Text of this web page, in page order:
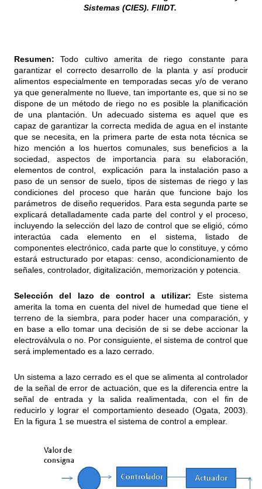
Sistemas (CIES). FIIIDT.
Resumen:Todo cultivo amerita de riego constante para
garantizar el correcto desarrollo de la planta y así producir
alimentos especialmente en temporadas secas y/o de verano
ya que generalmente no llueve, tan importante es, que si no se
dispone de un método de riego no es posible la planificación
de una plantación. Un adecuado sistema es aquel que es
capaz de garantizar la correcta medida de agua en el instante
que se necesita, en la primera parte de esta nota técnica se
hizo mención a los huertos comunales, sus beneficios a la
sociedad, aspectos de importancia para su elaboración,
elementos de control, explicación para la instalación paso a
paso de un sensor de suelo, tipos de sistemas de riego y las
condiciones del proceso que harán que funcione bajo los
parámetros de diseño requeridos. Para esta segunda parte se
explicará detalladamente cada parte del control y el proceso,
incluyendo la selección del lazo de control que se eligió, cómo
interactúa cada elemento en el sistema, listado de
componentes electrónico, cada parte que lo constituye, y cómo
estará estructurado por etapas: censo, acondicionamiento de
señales, controlador, digitalización, memorización y potencia.
Selección del lazo de control a utilizar: Este sistema
amerita la toma en cuenta del nivel de humedad que tiene el
terreno de la siembra, para poder hacer una comparación, y
en base a ello tomar una decisión de si se debe accionar la
electroválvula o no. Por consiguiente, el sistema de control que
será implementado es a lazo cerrado.
Un sistema a lazo cerrado es el que se alimenta al controlador
de la señal de error de actuación, que es la diferencia entre la
señal de entrada y la salida realimentada, con el fin de
reducirlo y lograr el comportamiento deseado (Ogata, 2003).
En la figura 1 se muestra el sistema de control a emplear.